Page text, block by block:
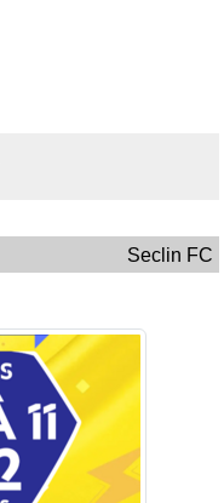
Seclin FC